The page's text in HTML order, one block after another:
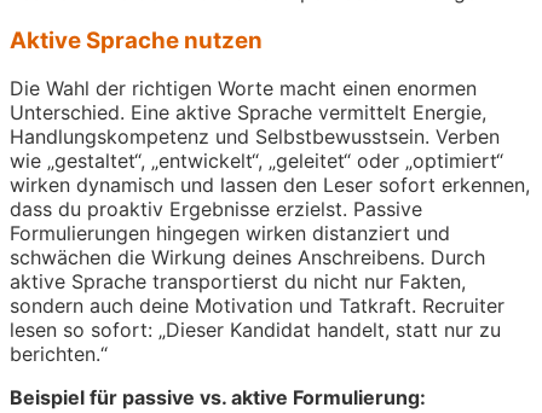
Aktive Sprache nutzen
Die Wahl der richtigen Worte macht einen enormen
Unterschied. Eine aktive Sprache vermittelt Energie,
Handlungskompetenz und Selbstbewusstsein. Verben
wie „gestaltet“, „entwickelt“, „geleitet“ oder „optimiert“
wirken dynamisch und lassen den Leser sofort erkennen,
dass du proaktiv Ergebnisse erzielst. Passive
Formulierungen hingegen wirken distanziert und
schwächen die Wirkung deines Anschreibens. Durch
aktive Sprache transportierst du nicht nur Fakten,
sondern auch deine Motivation und Tatkraft. Recruiter
lesen so sofort: „Dieser Kandidat handelt, statt nur zu
berichten.“
Beispiel für passive vs. aktive Formulierung: